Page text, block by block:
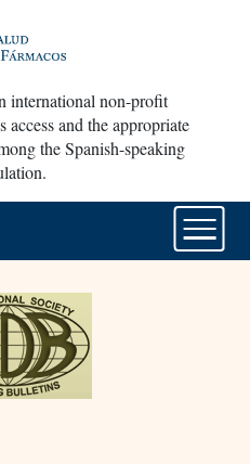
international non-profit
and the appropriate
the Spanish-speaking